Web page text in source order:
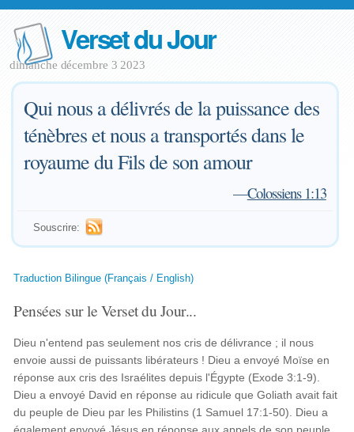
Verset du Jour
dimanche décembre 3 2023
Qui nous a délivrés de la puissance des
ténèbres et nous a transportés dans le
royaume du Fils de son amour
—Colossiens 1:13
Souscrire:
Traduction Bilingue (Français / English)
Pensées sur le Verset du Jour...
Dieu n'entend pas seulement nos cris de délivrance ; il nous
envoie aussi de puissants libérateurs ! Dieu a envoyé Moïse en
réponse aux cris des Israélites depuis l'Égypte (Exode 3:1-9).
Dieu a envoyé David en réponse au ridicule que Goliath avait fait
du peuple de Dieu par les Philistins (1 Samuel 17:1-50). Dieu a